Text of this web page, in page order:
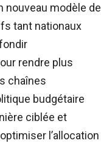
nouveau modèle de
tant nationaux
rendre plus
chaînes
budgétaire
ciblée et
l’allocation